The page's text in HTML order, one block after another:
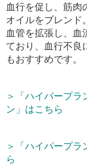
血行を促し、筋肉
オイルをブレンド
血管を拡張し、血
ており、血行不良
もおすすめです。
＞「ハイパープラ
ン」はこちら
＞「ハイパープ
ら